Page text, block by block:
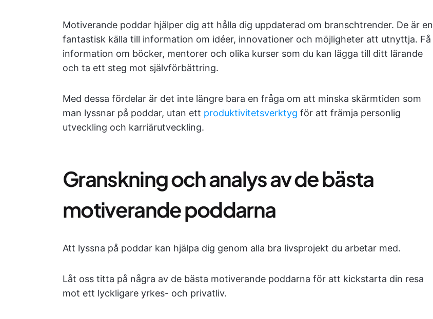
Motiverande poddar hjälper dig att hålla dig uppdaterad om branschtrender. De är en
fantastisk källa till information om idéer, innovationer och möjligheter att utnyttja. Få
information om böcker, mentorer och olika kurser som du kan lägga till ditt lärande
och ta ett steg mot självförbättring.
Med dessa fördelar är det inte längre bara en fråga om att minska skärmtiden som
man lyssnar på poddar, utan ett produktivitetsverktyg för att främja personlig
utveckling och karriärutveckling.
Granskning och analys av de bästa
motiverande poddarna
Att lyssna på poddar kan hjälpa dig genom alla bra livsprojekt du arbetar med.
Låt oss titta på några av de bästa motiverande poddarna för att kickstarta din resa
mot ett lyckligare yrkes- och privatliv.